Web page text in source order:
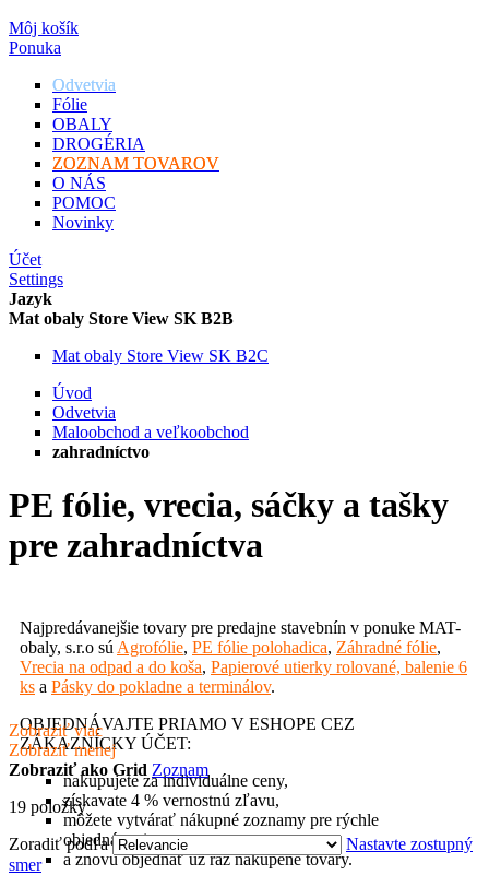
Môj košík
Ponuka
Odvetvia
Fólie
OBALY
DROGÉRIA
ZOZNAM TOVAROV
O NÁS
POMOC
Novinky
Účet
Settings
Jazyk
Mat obaly Store View SK B2B
Mat obaly Store View SK B2C
Úvod
Odvetvia
Maloobchod a veľkoobchod
zahradníctvo
PE fólie, vrecia, sáčky a tašky
pre zahradníctva
Najpredávanejšie tovary pre predajne stavebnín v ponuke MAT-
obaly, s.r.o sú Agrofólie, PE fólie polohadica, Záhradné fólie,
Vrecia na odpad a do koša, Papierové utierky rolované, balenie 6
ks a Pásky do pokladne a terminálov.
OBJEDNÁVAJTE PRIAMO V ESHOPE CEZ
ZÁKAZNÍCKY ÚČET:
nakupujete za individuálne ceny,
získavate 4 % vernostnú zľavu,
môžete vytvárať nákupné zoznamy pre rýchle
objednávanie
a znovu objednať už raz nakúpené tovary.
Zobraziť viac
Zobraziť menej
Zobraziť ako Grid Zoznam
19 položky
Zoradiť podľa
Nastavte zostupný
smer